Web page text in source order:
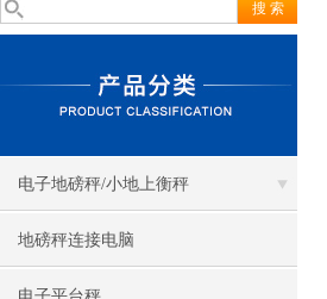
电子地磅秤/小地上衡秤
地磅秤连接电脑